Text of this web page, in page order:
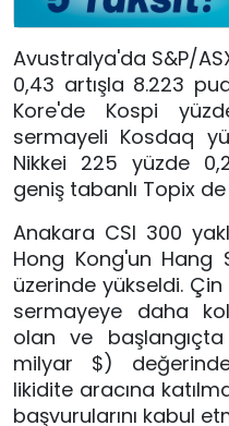
Avustralya'da S&P/
0,43 artışla 8.223
Kore'de Kospi
sermayeli Kosdaq
Nikkei 225 yüzde
geniş tabanlı Topix
Anakara CSI 300
Hong Kong'un Hang
üzerinde yükseldi. Çin
sermayeye daha
olan ve
milyar $)
likidite aracına
başvurularını kabul